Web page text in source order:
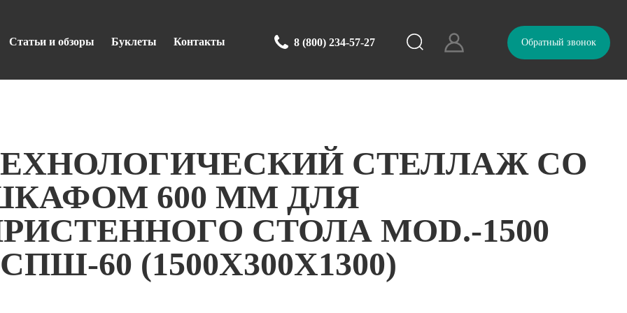
Статьи и обзоры Буклеты Контакты 8 (800) 234-57-27 Обратный звонок
СТЕЛЛАЖ СО
600 ММ ДЛЯ
СТОЛА MOD.-1500
60 (1500Х300Х1300)